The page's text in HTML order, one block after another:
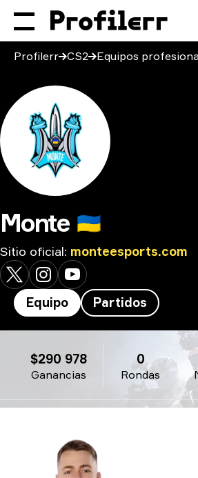
Profilerr CS2 Equipos
Monte 🇺🇦
Sitio oficial: monteesports.com
Equipo Partidos
Ganancias
$290 978
Rondas
0